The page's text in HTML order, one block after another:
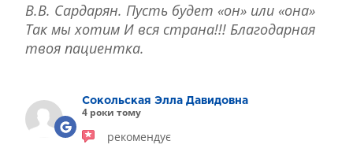
ТЕРАПІЯ
В.В. Сардарян. Пусть будет «он» или «она»
Так мы хотим И вся страна!!! Благодарная
твоя пациентка.
Сокольская Элла Давидовна
4 роки тому
рекомендує